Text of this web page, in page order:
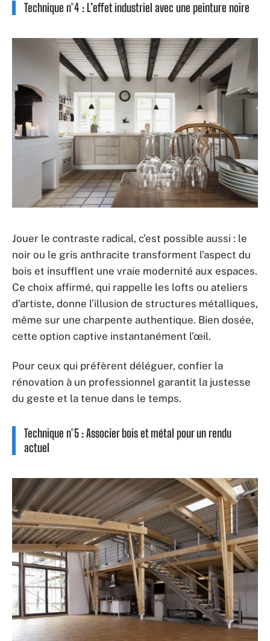
Technique n°4 : L’effet industriel avec une peinture noire
Jouer le contraste radical, c’est possible aussi : le
noir ou le gris anthracite transforment l’aspect du
bois et insufflent une vraie modernité aux espaces.
Ce choix affirmé, qui rappelle les lofts ou ateliers
d’artiste, donne l’illusion de structures métalliques,
même sur une charpente authentique. Bien dosée,
cette option captive instantanément l’œil.
Pour ceux qui préfèrent déléguer, confier la
rénovation à un professionnel garantit la justesse
du geste et la tenue dans le temps.
Technique n°5 : Associer bois et métal pour un rendu
actuel